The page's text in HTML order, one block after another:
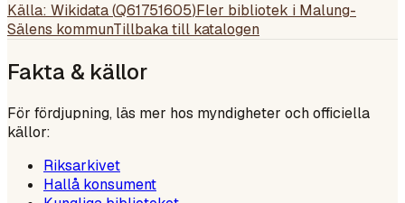
Källa: Wikidata (Q61751605)Fler bibliotek i Malung-
Sälens kommunTillbaka till katalogen
Fakta & källor
För fördjupning, läs mer hos myndigheter och officiella
källor:
Riksarkivet
Hallå konsument